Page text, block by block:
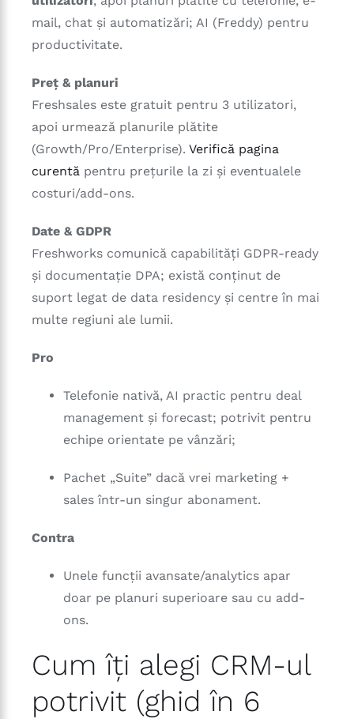
mail, chat și automatizări; AI (Freddy) pentru
productivitate.
Preț & planuri
Freshsales este gratuit pentru 3 utilizatori,
apoi urmează planurile plătite
(Growth/Pro/Enterprise). Verifică pagina
curentă pentru prețurile la zi și eventualele
costuri/add-ons.
Date & GDPR
Freshworks comunică capabilități GDPR-ready
și documentație DPA; există conținut de
suport legat de data residency și centre în mai
multe regiuni ale lumii.
Pro
Telefonie nativă, AI practic pentru deal
management și forecast; potrivit pentru
echipe orientate pe vânzări;
Pachet „Suite” dacă vrei marketing +
sales într-un singur abonament.
Contra
Unele funcții avansate/analytics apar
doar pe planuri superioare sau cu add-
ons.
Cum îți alegi CRM-ul
potrivit (ghid în 6